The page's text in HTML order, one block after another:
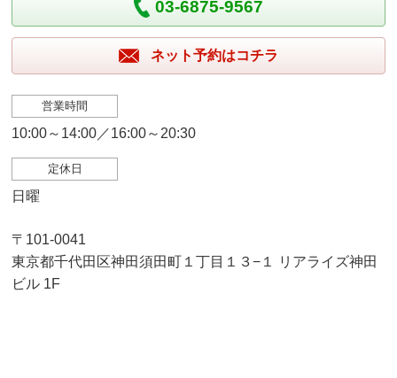
03-6875-9567
ネット予約はコチラ
営業時間
10:00～14:00／16:00～20:30
定休日
日曜
〒101-0041
東京都千代田区神田須田町１丁目１３−１ リアライズ神田
ビル 1F